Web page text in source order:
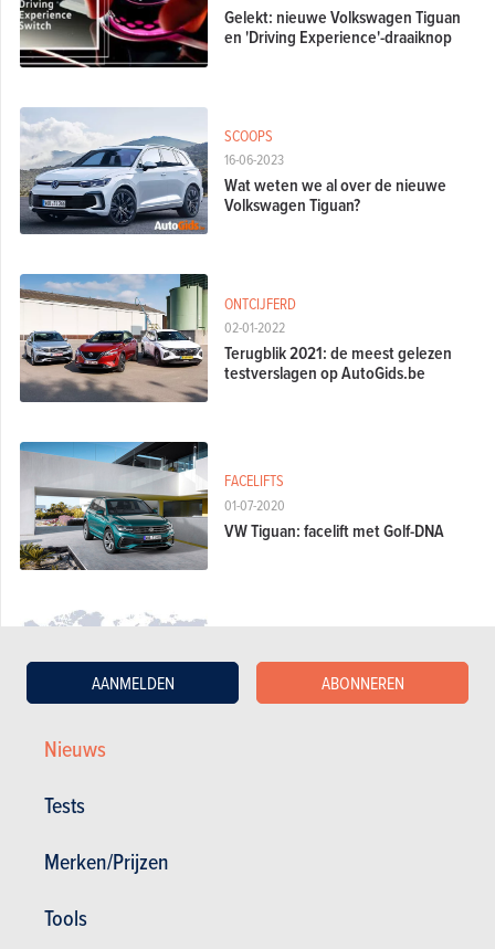
Nieuws
Tests
Merken/Prijzen
Tools
AANMELDEN ABONNEREN
Gelekt: nieuwe Volkswagen Tiguan
en 'Driving Experience'-draaiknop
16-06-2023
SCOOPS
Wat weten we al over de nieuwe
Volkswagen Tiguan?
02-01-2022
ONTCIJFERD
Terugblik 2021: de meest gelezen
testverslagen op AutoGids.be
01-07-2020
FACELIFTS
VW Tiguan: facelift met Golf-DNA
08-11-2018
Autoprijzen: de duurste en
goedkoopste landen